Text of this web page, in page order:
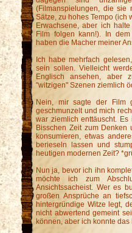
(Filmanspielungen, die sie
Sätze, zu hohes Tempo (ich
Erwachsene, aber ich
Film folgen kann!). In
haben die Macher meiner
Ich habe mehrfach
sein sollen. Vielleicht
Englisch ansehen, aber
"witzigen" Szenen ziemlich
Nein, mir sagte der Film
geschmunzelt und mich
war ziemlich enttäuscht.
Bisschen Zeit zum
konsumieren, etwas
berieseln lassen und
heutigen modernen Zeit?
Nun ja, bevor ich ihn
möchte ich zum
Ansichtssacheist. Wer es
großen Ansprüche an
hintergründige Witze legt,
nicht abwertend gemeint
können, aber ich konnte